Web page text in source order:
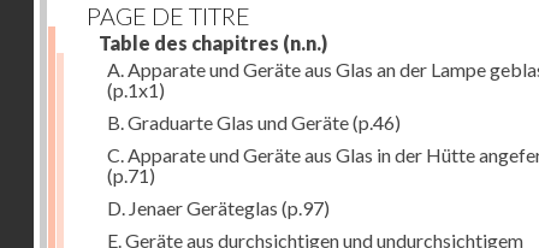
PAGE DE TITRE
Table des chapitres (n.n.)
A. Apparate und Geräte aus Glas an der Lampe
(p.1x1)
B. Graduarte Glas und Geräte(p.46)
C. Apparate und Geräte aus Glas in der Hütte
(p.71)
D. Jenaer Geräteglas (p.97)
E. Geräte aus durchsichtigen und undurchsichtigem